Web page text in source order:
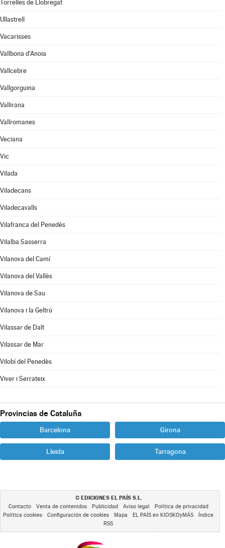
Torrelles de Llobregat
Ullastrell
Vacarisses
Vallbona d'Anoia
Vallcebre
Vallgorguina
Vallirana
Vallromanes
Veciana
Vic
Vilada
Viladecans
Viladecavalls
Vilafranca del Penedès
Vilalba Sasserra
Vilanova del Camí
Vilanova del Vallès
Vilanova de Sau
Vilanova i la Geltrú
Vilassar de Dalt
Vilassar de Mar
Vilobí del Penedès
Viver i Serrateix
Provincias de Cataluña
Barcelona Girona
Lleida Tarragona
© EDICIONES EL PAÍS S.L.
Contacto Venta de contenidos Publicidad Aviso legal
Política de privacidad
Política cookies
Configuración de cookies Mapa EL PAÍS en KIOSKOyMÁS
Índice
RSS